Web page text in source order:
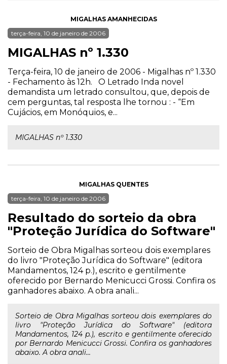
MIGALHAS AMANHECIDAS
terça-feira, 10 de janeiro de 2006
MIGALHAS nº 1.330
Terça-feira, 10 de janeiro de 2006 - Migalhas nº 1.330
- Fechamento às 12h. O Letrado Inda novel
demandista um letrado consultou, que, depois de
cem perguntas, tal resposta lhe tornou : - “Em
Cujácios, em Monóquios, e...
MIGALHAS nº 1.330
MIGALHAS QUENTES
terça-feira, 10 de janeiro de 2006
Resultado do sorteio da obra
"Proteção Jurídica do Software"
Sorteio de Obra Migalhas sorteou dois exemplares
do livro "Proteção Jurídica do Software" (editora
Mandamentos, 124 p.), escrito e gentilmente
oferecido por Bernardo Menicucci Grossi. Confira os
ganhadores abaixo. A obra anali...
Sorteio de Obra Migalhas sorteou dois exemplares do
livro "Proteção Jurídica do Software" (editora
Mandamentos, 124 p.), escrito e gentilmente oferecido
por Bernardo Menicucci Grossi. Confira os ganhadores
abaixo. A obra anali...